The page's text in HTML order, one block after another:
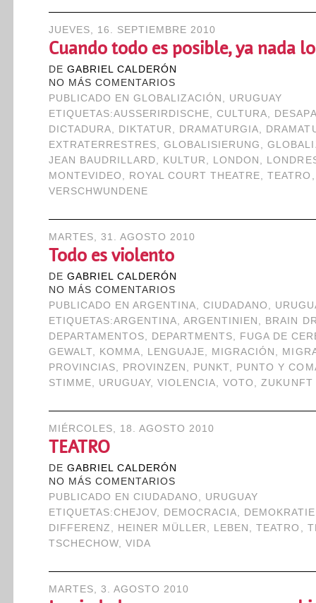
JUEVES, 16. SEPTIEMBRE 2010
Cuando todo es posible, ya nada
DE GABRIEL CALDERÓN
NO MÁS COMENTARIOS
PUBLICADO EN GLOBALIZACIÓN , URUGUAY
ETIQUETAS:AUSSERIRDISCHE ,CULTURA,
DICTADURA, DIKTATUR , DRAMATURGIA,
EXTRATERRESTRES, GLOBALISIERUNG ,
JEAN BAUDRILLARD, KULTUR , LONDON ,
MONTEVIDEO , ROYAL COURT THEATRE,TEATRO
VERSCHWUNDENE
MARTES, 31. AGOSTO 2010
Todo es violento
DE GABRIEL CALDERÓN
NO MÁS COMENTARIOS
PUBLICADO EN ARGENTINA,CIUDADANO ,
ETIQUETAS:ARGENTINA,ARGENTINIEN , BRAIN
DEPARTAMENTOS, DEPARTMENTS, FUGA DE
GEWALT, KOMMA, LENGUAJE, MIGRACIÓN ,
PROVINCIAS, PROVINZEN , PUNKT, PUNTO Y
STIMME, URUGUAY, VIOLENCIA,VOTO ,ZUKUNFT
MIÉRCOLES, 18. AGOSTO 2010
TEATRO
DE GABRIEL CALDERÓN
NO MÁS COMENTARIOS
PUBLICADO EN CIUDADANO , URUGUAY
ETIQUETAS:CHEJOV, DEMOCRACIA, DEMOKRATIE
DIFFERENZ , HEINER MÜLLER , LEBEN ,TEATRO ,
TSCHECHOW, VIDA
MARTES, 3. AGOSTO 2010